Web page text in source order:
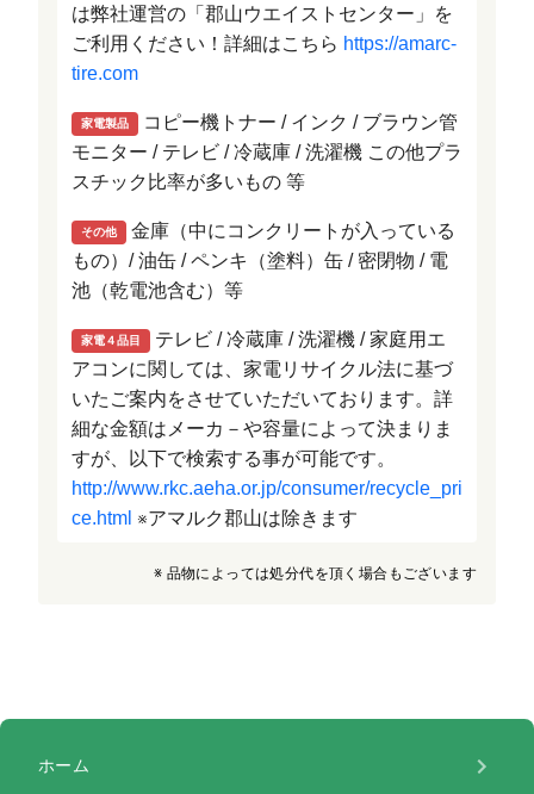
は弊社運営の「郡山ウエイストセンター」を
ご利用ください！詳細はこちら https://amarc-
tire.com
家電製品
コピー機トナー / インク / ブラウン管
モニター / テレビ / 冷蔵庫 / 洗濯機 この他プラ
スチック比率が多いもの 等
その他
金庫（中にコンクリートが入っている
もの）/ 油缶 / ペンキ（塗料）缶 / 密閉物 / 電
池（乾電池含む）等
家電４品目
テレビ / 冷蔵庫 / 洗濯機 / 家庭用エ
アコンに関しては、家電リサイクル法に基づ
いたご案内をさせていただいております。詳
細な金額はメーカ－や容量によって決まりま
すが、以下で検索する事が可能です。
http://www.rkc.aeha.or.jp/consumer/recycle_pri
ce.html ※アマルク郡山は除きます
※ 品物によっては処分代を頂く場合もございます
ホーム